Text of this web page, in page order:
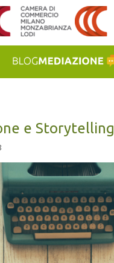
e Storytelling